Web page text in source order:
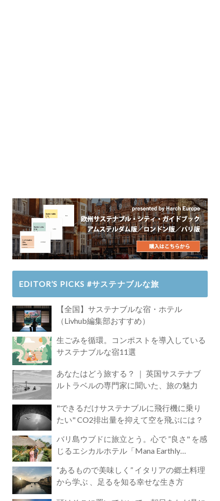
EDITOR’S PICKS #サステナブルな旅
【全国】サステナブルな宿・ホテル
（Livhub編集部おすすめ）
生ごみを循環。コンポストを導入している
サステナブルな宿11選
あなたはどう旅する？ ｜ 英国サステナブ
ルトラベルの専門家に聞いた、旅の魅力
"できるだけサステナブルに飛行機に乗り
たい" CO2排出量を抑えて空を飛ぶには？
バリ島ウブドに旅立とう。心で ”良さ" を感
じるエシカルホテル「Mana Earthly
“あるもので美味しく” イタリアの郷土料理
から学ぶ 、足るを知る幸せな生き方